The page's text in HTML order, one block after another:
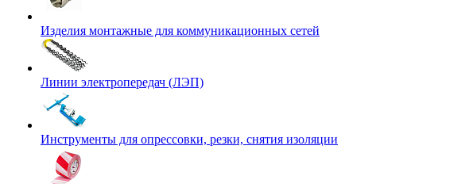
Изделия монтажные для коммуникационных сетей
Линии электропередач (ЛЭП)
Инструменты для опрессовки, резки, снятия изоляции